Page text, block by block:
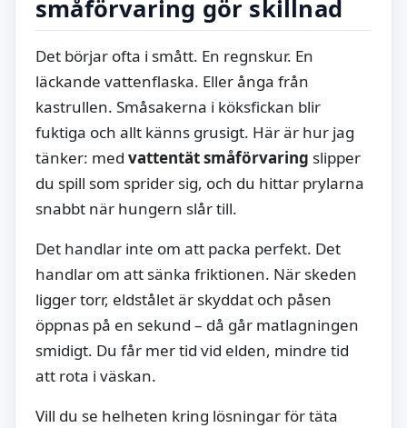
småförvaring gör skillnad
Det börjar ofta i smått. En regnskur. En
läckande vattenflaska. Eller ånga från
kastrullen. Småsakerna i köksfickan blir
fuktiga och allt känns grusigt. Här är hur jag
tänker: med vattentät småförvaring slipper
du spill som sprider sig, och du hittar prylarna
snabbt när hungern slår till.
Det handlar inte om att packa perfekt. Det
handlar om att sänka friktionen. När skeden
ligger torr, eldstålet är skyddat och påsen
öppnas på en sekund – då går matlagningen
smidigt. Du får mer tid vid elden, mindre tid
att rota i väskan.
Vill du se helheten kring lösningar för täta